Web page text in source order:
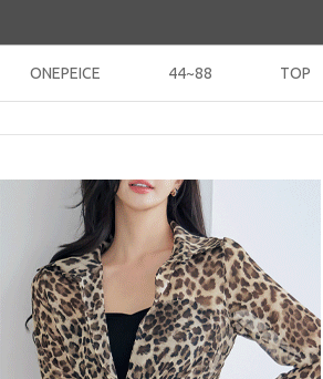
ONEPEICE 44~88 TOP